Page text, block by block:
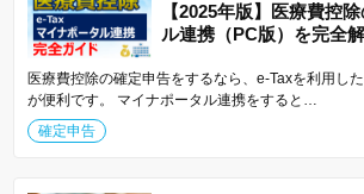
【2025年版】医療費控
ル連携（PC版）を完全
医療費控除の確定申告をするなら、e-Taxを利用し
が便利です。 マイナポータル連携をすると…
確定申告